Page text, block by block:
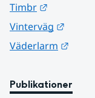
Timbr
Vinterväg
Väderlarm
Publikationer